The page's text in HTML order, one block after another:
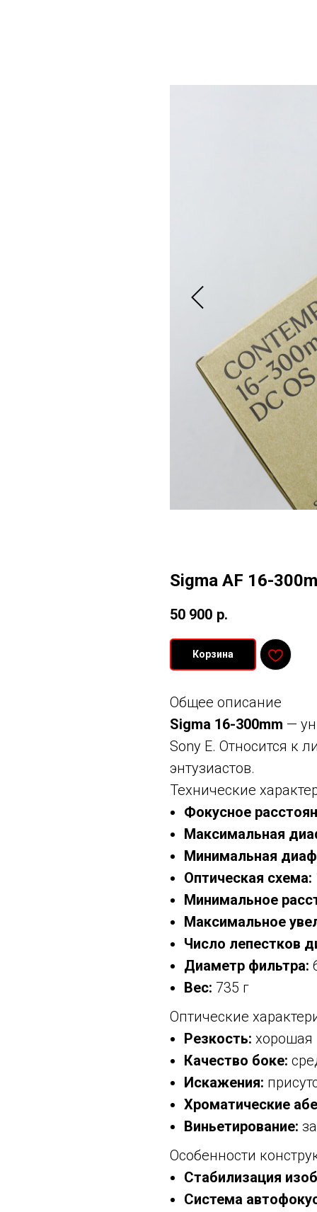
Sigma AF 16-
50 900 р.
Корзина
Общее описание
Sigma 16-300mm —
Sony E. Относится к
энтузиастов.
Технические
Фокусное
Максимальная
Минимальная
Оптическая схема:
Минимальное
Максимальное
Число лепестков
Диаметр фильтра:
Вес: 735 г
Оптические
Резкость: хорошая
Качество боке:
Искажения:
Хроматические
Виньетирование:
Особенности
Стабилизация
Система